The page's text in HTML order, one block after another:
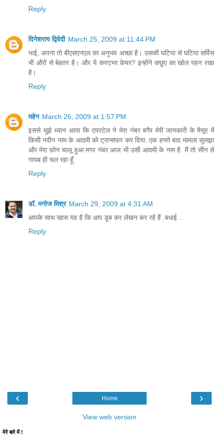
Reply
दिनेशराय द्विवेदी March 25, 2009 at 11:44 PM
भाई, अपना तो बीएसएनएल का अनुभव अच्छा है। उसकी घटिया से घटिया सर्विस
भी औरों से बेहतर है। और ये कस्टमर केयर? इन्होंने कछुए का खोल पहन रखा
है।
Reply
महेन March 26, 2009 at 1:57 PM
इससे मुझे ध्यान आया कि एयरटेल ने मेरा नंबर बगैर मेरी जानकारी के मैसूर में
किसी नवीन नाम के आदमी को ट्रान्सफर कर दिया. एक हफ्ते बाद मामला सुलझा
और मेरा फ़ोन चालू हुआ मगर नंबर आज भी उसी आदमी के नाम है. मैं तो सीन से
गायब ही चल रहा हूँ.
Reply
डॉ. मनोज मिश्र March 29, 2009 at 4:31 AM
आपके साथ खास यह है कि आप डूब कर लेखन कर रहें हैं .बधाई ..
Reply
‹ ›
Home
View web version
मेरे बारे में !